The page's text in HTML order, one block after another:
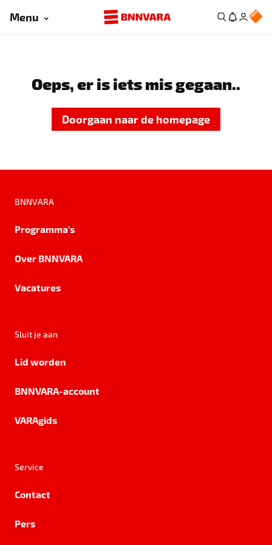
Menu
Oeps, er is iets mis gegaan..
Doorgaan naar de homepage
BNNVARA
Programma's
Over BNNVARA
Vacatures
Sluit je aan
Lid worden
BNNVARA-account
VARAgids
Service
Contact
Pers